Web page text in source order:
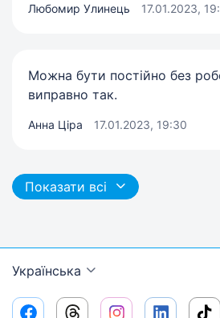
Любомир Улинець 17.01.2023,
Можна бути постійно без
виправно так.
Анна Ціра 17.01.2023, 19:30
Показати всі
Українська